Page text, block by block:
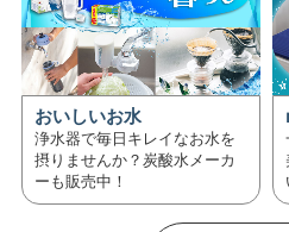
おいしいお水
浄水器で毎日キレイなお水を
摂りませんか？炭酸水メーカ
ーも販売中！